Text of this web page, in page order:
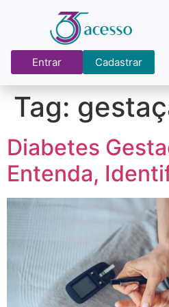
Entrar Cadastrar
Tag:
Diabetes
Entenda,